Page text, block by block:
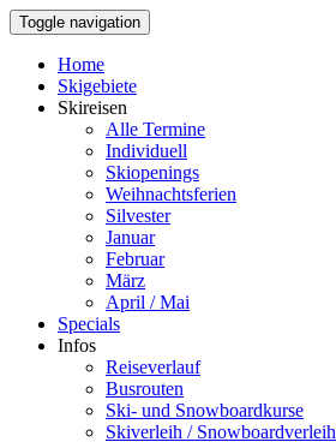
Toggle navigation
Home
Skigebiete
Skireisen
Alle Termine
Individuell
Skiopenings
Weihnachtsferien
Silvester
Januar
Februar
März
April / Mai
Specials
Infos
Reiseverlauf
Busrouten
Ski- und Snowboardkurse
Skiverleih / Snowboardverleih